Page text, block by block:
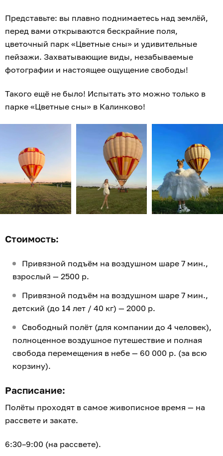
Представьте: вы плавно поднимаетесь над землёй,
перед вами открываются бескрайние поля,
цветочный парк «Цветные сны» и удивительные
пейзажи. Захватывающие виды, незабываемые
фотографии и настоящее ощущение свободы!
Такого ещё не было! Испытать это можно только в
парке «Цветные сны» в Калинково!
Стоимость:
Привязной подъём на воздушном шаре 7 мин.,
взрослый — 2500 р.
Привязной подъём на воздушном шаре 7 мин.,
детский (до 14 лет / 40 кг) — 2000 р.
Свободный полёт (для компании до 4 человек),
полноценное воздушное путешествие и полная
свобода перемещения в небе — 60 000 р. (за всю
корзину).
Расписание:
Полёты проходят в самое живописное время — на
рассвете и закате.
6:30–9:00 (на рассвете).